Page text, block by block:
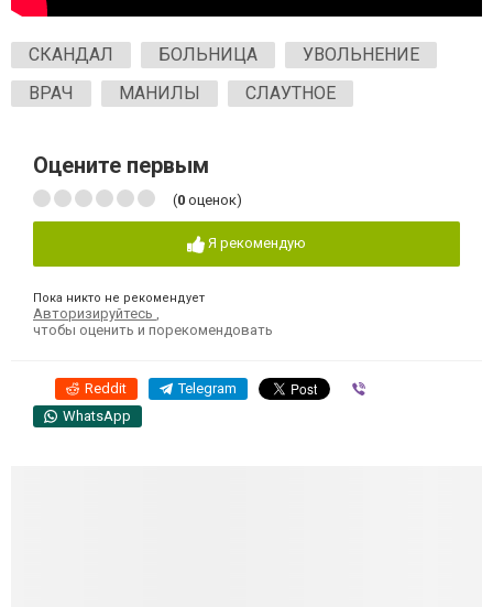
СКАНДАЛ БОЛЬНИЦА
УВОЛЬНЕНИЕ
ВРАЧ
МАНИЛЫ СЛАУТНОЕ
Оцените первым
(0 оценок)
Я рекомендую
Пока никто не рекомендует
Авторизируйтесь
чтобы оценить и порекомендовать
Reddit Telegram
WhatsApp